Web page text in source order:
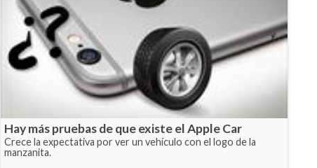
Hay más pruebas de que existe el Apple Car
Crece la expectativa por ver un vehículo con el logo de la
manzanita.